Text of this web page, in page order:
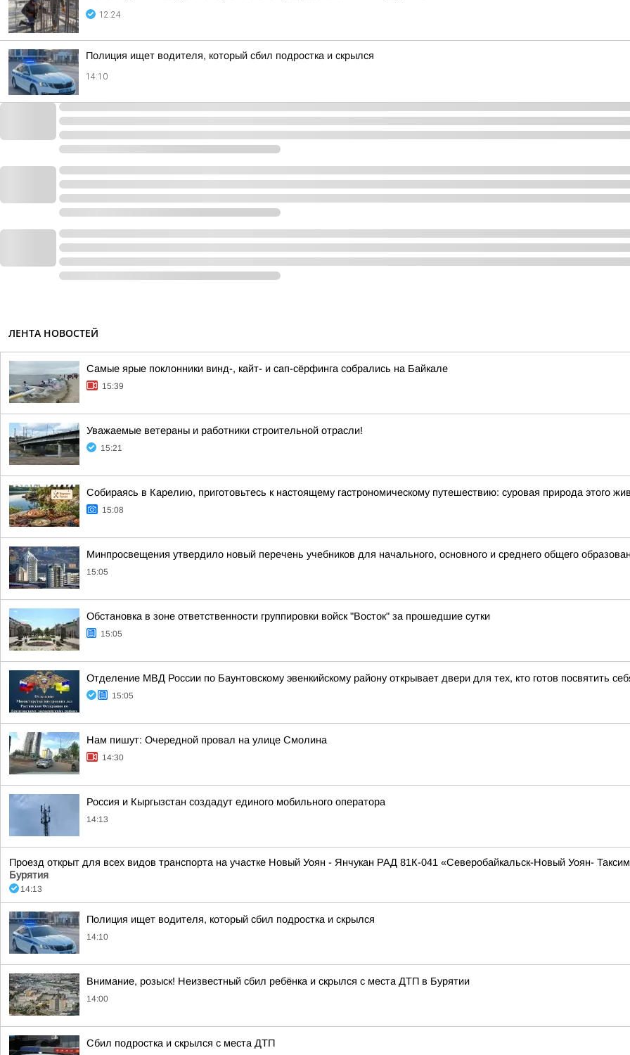
12:24
Полиция ищет водителя, который сбил подростка и скрылся
14:10
ЛЕНТА НОВОСТЕЙ
Самые ярые поклонники винд-, кайт- и сап-сёрфинга собрались на Байкале
15:39
Уважаемые ветераны и работники строительной отрасли!
15:21
Собираясь в Карелию, приготовьтесь к настоящему гастрономическому путешествию: суровая природа этого
15:08
Минпросвещения утвердило новый перечень учебников для начального, основного и среднего общего
15:05
Обстановка в зоне ответственности группировки войск "Восток" за прошедшие сутки
15:05
Отделение МВД России по Баунтовскому эвенкийскому району открывает двери для тех, кто готов посвятить
15:05
Нам пишут: Очередной провал на улице Смолина
14:30
Россия и Кыргызстан создадут единого мобильного оператора
14:13
Проезд открыт для всех видов транспорта на участке Новый Уоян - Янчукан РАД 81К-041 «Северобайкальск-Новый Уоян-
Бурятия
14:13
Полиция ищет водителя, который сбил подростка и скрылся
14:10
Внимание, розыск! Неизвестный сбил ребёнка и скрылся с места ДТП в Бурятии
14:00
Сбил подростка и скрылся с места ДТП